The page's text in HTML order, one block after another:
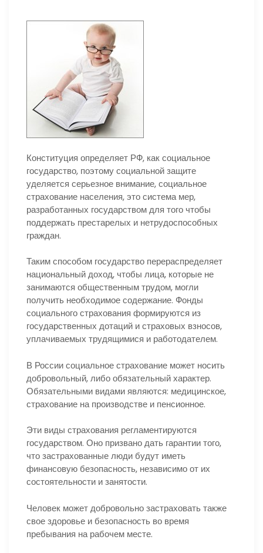
Конституция определяет РФ, как социальное
государство, поэтому социальной защите
уделяется серьезное внимание, социальное
страхование населения, это система мер,
разработанных государством для того чтобы
поддержать престарелых и нетрудоспособных
граждан.
Таким способом государство перераспределяет
национальный доход, чтобы лица, которые не
занимаются общественным трудом, могли
получить необходимое содержание. Фонды
социального страхования формируются из
государственных дотаций и страховых взносов,
уплачиваемых трудящимися и работодателем.
В России социальное страхование может носить
добровольный, либо обязательный характер.
Обязательными видами являются: медицинское,
страхование на производстве и пенсионное.
Эти виды страхования регламентируются
государством. Оно призвано дать гарантии того,
что застрахованные люди будут иметь
финансовую безопасность, независимо от их
состоятельности и занятости.
Человек может добровольно застраховать также
свое здоровье и безопасность во время
пребывания на рабочем месте.